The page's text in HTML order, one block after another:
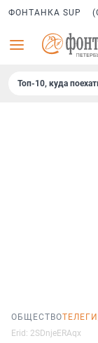
ФОНТАНКА SUP
Топ-10, куда
ОБЩЕСТВО
Erid: 2SDnjeERAqx